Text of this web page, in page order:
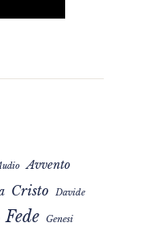
Avvento
Cristo Davide
Fede Genesi